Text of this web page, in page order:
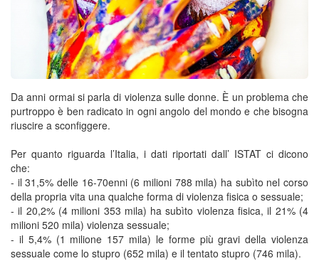
Da anni ormai si parla di violenza sulle donne. È un problema che
purtroppo è ben radicato in ogni angolo del mondo e che bisogna
riuscire a sconfiggere.
Per quanto riguarda l’Italia, i dati riportati dall’ ISTAT ci dicono
che:
- il 31,5% delle 16-70enni (6 milioni 788 mila) ha subìto nel corso
della propria vita una qualche forma di violenza fisica o sessuale;
- il 20,2% (4 milioni 353 mila) ha subìto violenza fisica, il 21% (4
milioni 520 mila) violenza sessuale;
- il 5,4% (1 milione 157 mila) le forme più gravi della violenza
sessuale come lo stupro (652 mila) e il tentato stupro (746 mila).